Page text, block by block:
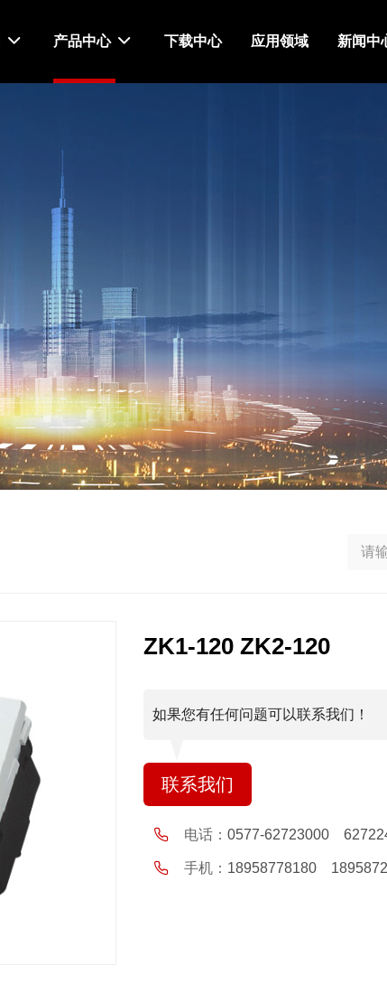
产品中心 下载中心 应用领域 新闻中
ZK1-120 ZK2-120
如果您有任何问题可以联系我们！
联系我们
电话： 0577-62723000
手机： 18958778180